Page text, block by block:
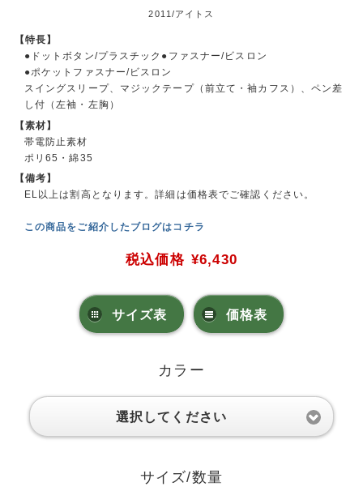
2011/アイトス
【特長】
●ドットボタン/プラスチック●ファスナー/ビスロン
●ポケットファスナー/ビスロン
スイングスリープ、マジックテープ（前立て・袖カフス）、ペン差
し付（左袖・左胸）
【素材】
帯電防止素材
ポリ65・綿35
【備考】
EL以上は割高となります。詳細は価格表でご確認ください。
この商品をご紹介したブログはコチラ
税込価格 ¥6,430
サイズ表 価格表
カラー
選択してください
サイズ/数量